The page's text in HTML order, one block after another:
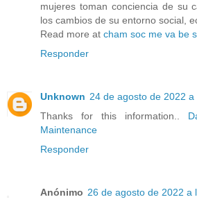
mujeres toman conciencia de su
los cambios de su entorno social,
Read more at cham soc me va be
Responder
Unknown 24 de agosto de 2022 a
Thanks for this information..
Maintenance
Responder
Anónimo 26 de agosto de 2022 a